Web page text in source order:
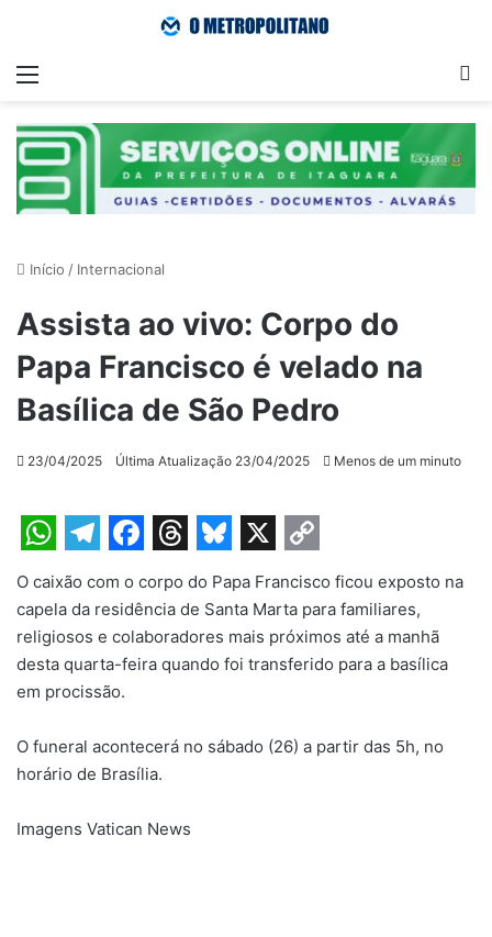
Menu
Início / Internacional
Assista ao vivo: Corpo do
Papa Francisco é velado na
Basílica de São Pedro
23/04/2025 Última Atualização 23/04/2025 Menos de um minuto
W
h
a
t
s
A
p
p
T
e
l
e
g
r
a
m
F
a
c
e
b
o
o
k
T
h
r
e
d
s
B
l
u
e
k
X C
o
p
y
i
O caixão com o corpo do Papa Francisco ficou exposto na
capela da residência de Santa Marta para familiares,
religiosos e colaboradores mais próximos até a manhã
desta quarta-feira quando foi transferido para a basílica
em procissão.
O funeral acontecerá no sábado (26) a partir das 5h, no
horário de Brasília.
Imagens Vatican News